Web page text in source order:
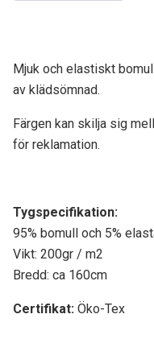
Mjuk och elastiskt
av klädsömnad.
Färgen kan skilja sig
för reklamation.
Tygspecifikation:
95% bomull och 5%
Vikt: 200gr / m2
Bredd: ca 160cm
Certifikat: Öko-Tex